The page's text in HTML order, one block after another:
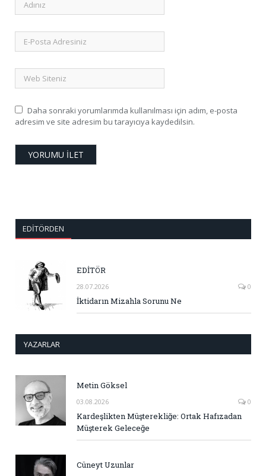
Daha sonraki yorumlarımda kullanılması için adım, e-posta
adresim ve site adresim bu tarayıcıya kaydedilsin.
EDITÖRDEN
EDİTÖR
28.07.2026 0
İktidarın Mizahla Sorunu Ne
YAZARLAR
Metin Göksel
03.08.2026 0
Kardeşlikten Müşterekliğe: Ortak Hafızadan
Müşterek Geleceğe
Cüneyt Uzunlar